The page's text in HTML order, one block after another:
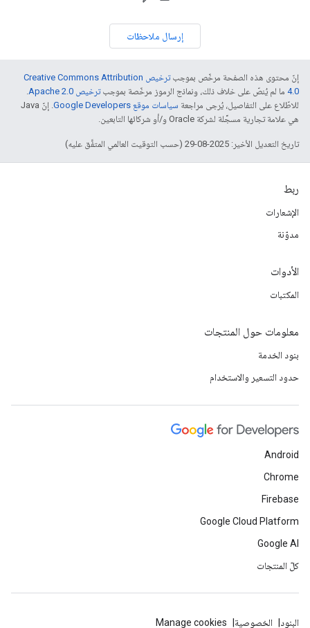
إرسال ملاحظات
إنّ محتوى هذه الصفحة مرخّص بموجب
ترخيص Creative Commons Attribution
4.0‏ ما لم يُنصّ على خلاف ذلك، ونماذج الرموز مرخّصة بموجبترخيص Apache 2.0‏
.
للاطّلاع على التفاصيل، يُرجى مراجعة سياسات موقع Google Developers‏
. إنّ Java
هي علامة تجارية مسجَّلة لشركة Oracle و/أو شركائها التابعين.
تاريخ التعديل الأخير: 2025-08-29 (حسب التوقيت العالمي المتفَّق عليه)
ربط
الإشعارات
مدوّنة
الأدوات
المكتبات
معلومات حول المنتجات
بنود الخدمة
حدود التسعير والاستخدام
Android
Chrome
Firebase
Google Cloud Platform
Google AI
كلّ المنتجات
البنود الخصوصية Manage cookies